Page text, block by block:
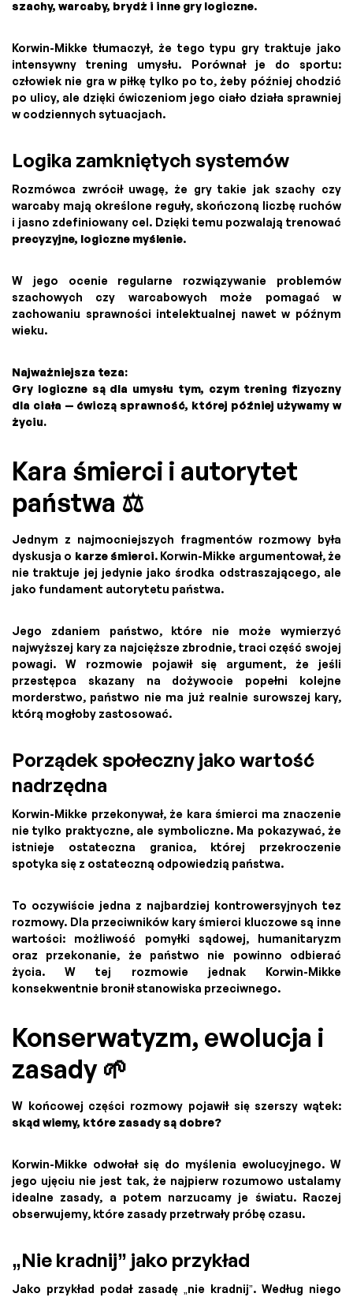
szachy, warcaby, brydż i inne gry logiczne.
Korwin-Mikke tłumaczył, że tego typu gry traktuje jako
intensywny trening umysłu. Porównał je do sportu:
człowiek nie gra w piłkę tylko po to, żeby później chodzić
po ulicy, ale dzięki ćwiczeniom jego ciało działa sprawniej
w codziennych sytuacjach.
Logika zamkniętych systemów
Rozmówca zwrócił uwagę, że gry takie jak szachy czy
warcaby mają określone reguły, skończoną liczbę ruchów
i jasno zdefiniowany cel. Dzięki temu pozwalają trenować
precyzyjne, logiczne myślenie.
W jego ocenie regularne rozwiązywanie problemów
szachowych czy warcabowych może pomagać w
zachowaniu sprawności intelektualnej nawet w późnym
wieku.
Najważniejsza teza:
Gry logiczne są dla umysłu tym, czym trening fizyczny
dla ciała — ćwiczą sprawność, której później używamy w
życiu.
Kara śmierci i autorytet
państwa ⚖️
Jednym z najmocniejszych fragmentów rozmowy była
dyskusja o karze śmierci. Korwin-Mikke argumentował, że
nie traktuje jej jedynie jako środka odstraszającego, ale
jako fundament autorytetu państwa.
Jego zdaniem państwo, które nie może wymierzyć
najwyższej kary za najcięższe zbrodnie, traci część swojej
powagi. W rozmowie pojawił się argument, że jeśli
przestępca skazany na dożywocie popełni kolejne
morderstwo, państwo nie ma już realnie surowszej kary,
którą mogłoby zastosować.
Porządek społeczny jako wartość
nadrzędna
Korwin-Mikke przekonywał, że kara śmierci ma znaczenie
nie tylko praktyczne, ale symboliczne. Ma pokazywać, że
istnieje ostateczna granica, której przekroczenie
spotyka się z ostateczną odpowiedzią państwa.
To oczywiście jedna z najbardziej kontrowersyjnych tez
rozmowy. Dla przeciwników kary śmierci kluczowe są inne
wartości: możliwość pomyłki sądowej, humanitaryzm
oraz przekonanie, że państwo nie powinno odbierać
życia. W tej rozmowie jednak Korwin-Mikke
konsekwentnie bronił stanowiska przeciwnego.
Konserwatyzm, ewolucja i
zasady 🌱
W końcowej części rozmowy pojawił się szerszy wątek:
skąd wiemy, które zasady są dobre?
Korwin-Mikke odwołał się do myślenia ewolucyjnego. W
jego ujęciu nie jest tak, że najpierw rozumowo ustalamy
idealne zasady, a potem narzucamy je światu. Raczej
obserwujemy, które zasady przetrwały próbę czasu.
„Nie kradnij” jako przykład
Jako przykład podał zasadę „nie kradnij”. Według niego